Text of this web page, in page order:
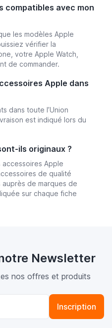
compatibles avec mon
les modèles Apple
vérifier la
votre Apple Watch,
de commander.
Apple dans
dans toute l’Union
est indiqué lors du
ils originaux ?
Apple
de qualité
de marques de
sur chaque fiche
Newsletter
nos offres et produits
Adresse email
Inscription